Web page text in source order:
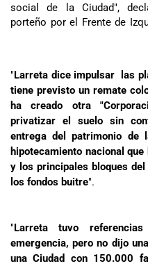
social de la Ciudad",
porteño por el Frente de
"Larreta dice impulsar las
tiene previsto un remate
ha creado otra
privatizar el suelo sin
entrega del patrimonio de
hipotecamiento nacional
y los principales bloques
los fondos buitre".
" Larreta tuvo
emergencia, pero no dijo
una Ciudad con 150.000